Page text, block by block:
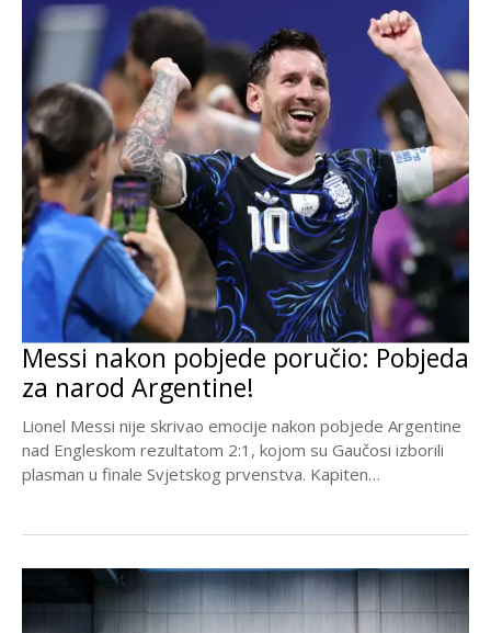
Messi nakon pobjede poručio: Pobjeda
za narod Argentine!
Lionel Messi nije skrivao emocije nakon pobjede Argentine
nad Engleskom rezultatom 2:1, kojom su Gaučosi izborili
plasman u finale Svjetskog prvenstva. Kapiten